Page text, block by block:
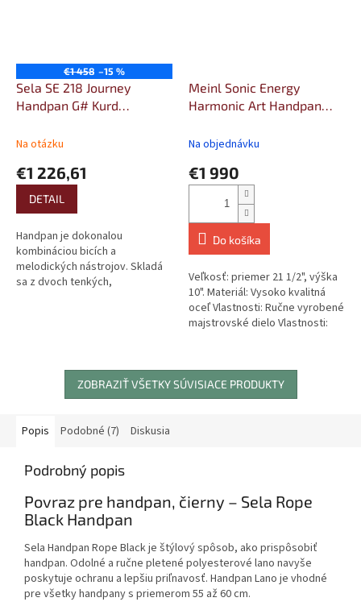
€1 458 –15 %
Sela SE 218 Journey
Handpan G# Kurd
Na otázku
€1 226,61
DETAIL
Handpan je dokonalou
kombináciou bicích a
melodických nástrojov. Skladá
sa z dvoch tenkých,
Meinl Sonic Energy
Harmonic Art Handpan
D#, G, A#, C, D, D#, F, G
Na objednávku
€1 990
Do košíka
Veľkosť: priemer 21 1/2", výška
10". Materiál: Vysoko kvalitná
oceľ Vlastnosti: Ručne vyrobené
majstrovské dielo Vlastnosti:
ZOBRAZIŤ VŠETKY SÚVISIACE PRODUKTY
Popis Podobné (7) Diskusia
Podrobný popis
Povraz pre handpan, čierny – Sela Rope
Black Handpan
Sela Handpan Rope Black je štýlový spôsob, ako prispôsobiť
handpan. Odolné a ručne pletené polyesterové lano navyše
poskytuje ochranu a lepšiu priľnavosť. Handpan Lano je vhodné
pre všetky handpany s priemerom 55 až 60 cm.